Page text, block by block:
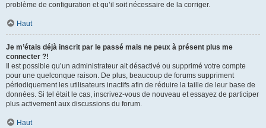
problème de configuration et qu’il soit nécessaire de la corriger.
Haut
Je m’étais déjà inscrit par le passé mais ne peux à présent plus me
connecter ?!
Il est possible qu’un administrateur ait désactivé ou supprimé votre compte
pour une quelconque raison. De plus, beaucoup de forums suppriment
périodiquement les utilisateurs inactifs afin de réduire la taille de leur base de
données. Si tel était le cas, inscrivez-vous de nouveau et essayez de participer
plus activement aux discussions du forum.
Haut